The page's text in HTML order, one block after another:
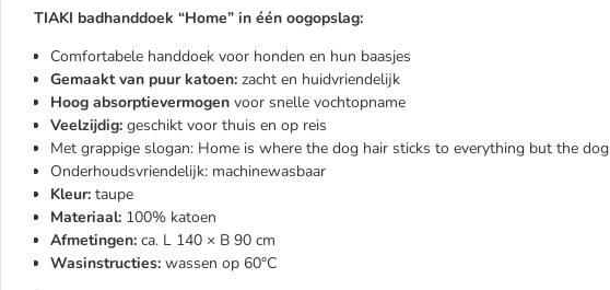
TIAKI badhanddoek “Home” in één oogopslag:
Comfortabele handdoek voor honden en hun baasjes
Gemaakt van puur katoen: zacht en huidvriendelijk
Hoog absorptievermogen voor snelle vochtopname
Veelzijdig: geschikt voor thuis en op reis
Met grappige slogan: Home is where the dog hair sticks to everything but the dog
Onderhoudsvriendelijk: machinewasbaar
Kleur: taupe
Materiaal: 100% katoen
Afmetingen: ca. L 140 × B 90 cm
Wasinstructies: wassen op 60°C